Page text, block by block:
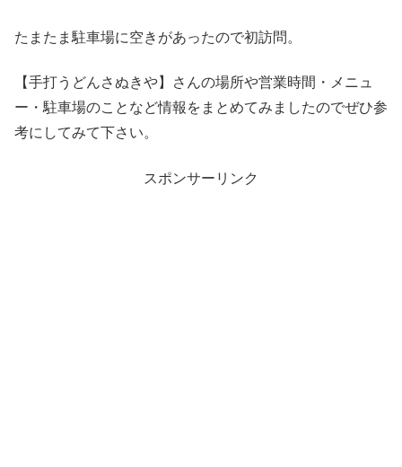
たまたま駐車場に空きがあったので初訪問。
【手打うどんさぬきや】さんの場所や営業時間・メニュ
ー・駐車場のことなど情報をまとめてみましたのでぜひ参
考にしてみて下さい。
スポンサーリンク